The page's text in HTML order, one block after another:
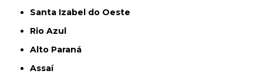
Santa Izabel do Oeste
Rio Azul
Alto Paraná
Assaí